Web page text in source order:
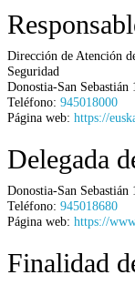
Dirección de Atención
Seguridad
Donostia-San Sebastián
Teléfono: 945018000
Página web: https://
Delegada
Donostia-San Sebastián
Teléfono: 945018680
Página web: https://
Finalidad